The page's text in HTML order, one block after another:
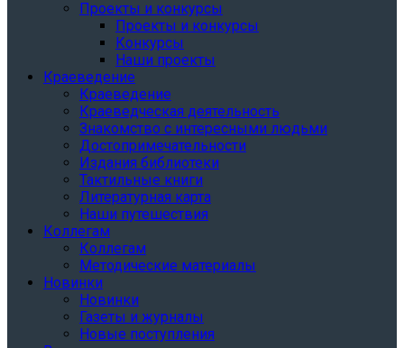
Проекты и конкурсы
Проекты и конкурсы
Конкурсы
Наши проекты
Краеведение
Краеведение
Краеведческая деятельность
Знакомство с интересными людьми
Достопримечательности
Издания библиотеки
Тактильные книги
Литературная карта
Наши путешествия
Коллегам
Коллегам
Методические материалы
Новинки
Новинки
Газеты и журналы
Новые поступления